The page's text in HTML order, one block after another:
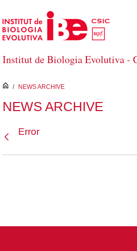
Saltar al contenido principal
Institut de Biologia Evolutiva -
inici
/ NEWS ARCHIVE
NEWS ARCHIVE
Error